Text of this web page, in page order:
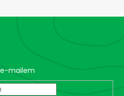
mailem